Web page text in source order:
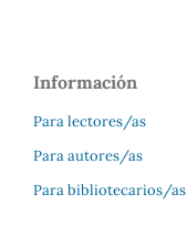
Información
Para lectores/as
Para autores/as
Para bibliotecarios/as